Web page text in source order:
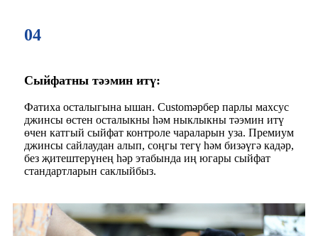
04
Сыйфатны тәэмин итү:
Фатиха осталыгына ышан. Customәрбер парлы махсус
джинсы өстен осталыкны һәм ныклыкны тәэмин итү
өчен катгый сыйфат контроле чараларын уза. Премиум
джинсы сайлаудан алып, соңгы тегү һәм бизәүгә кадәр,
без җитештерүнең һәр этабында иң югары сыйфат
стандартларын саклыйбыз.